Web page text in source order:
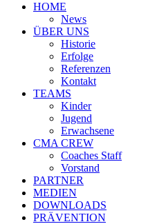
HOME
News
ÜBER UNS
Historie
Erfolge
Referenzen
Kontakt
TEAMS
Kinder
Jugend
Erwachsene
CMA CREW
Coaches Staff
Vorstand
PARTNER
MEDIEN
DOWNLOADS
PRÄVENTION